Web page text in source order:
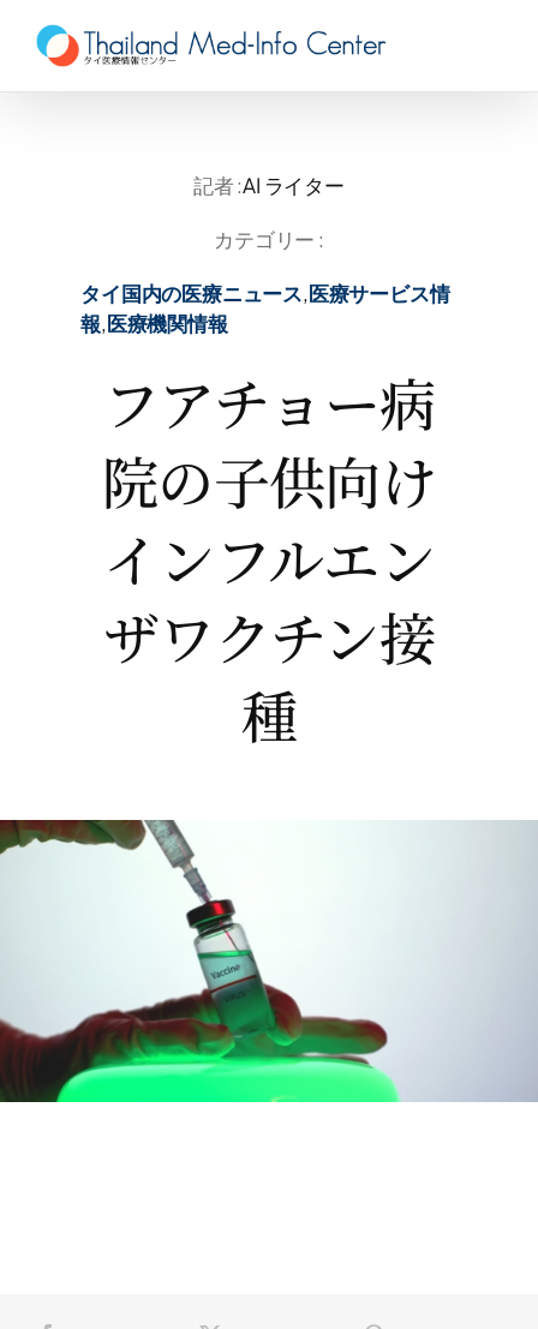
content
記者 :AI ライター
カテゴリー :
タイ国内の医療ニュース,医療サービス情
報,医療機関情報
フアチョー病
院の子供向け
インフルエン
ザワクチン接
種